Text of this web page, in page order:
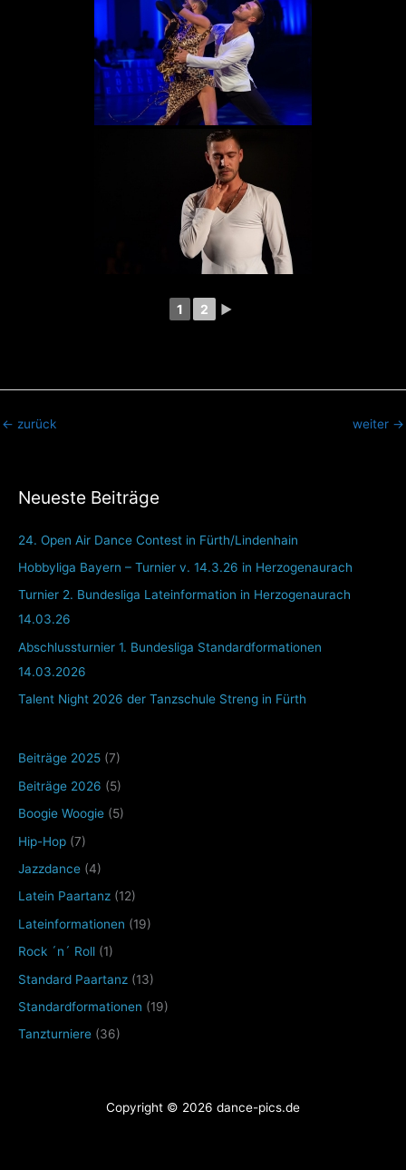
Neueste Beiträge
24. Open Air Dance Contest in Fürth/Lindenhain
Hobbyliga Bayern – Turnier v. 14.3.26 in Herzogenaurach
Turnier 2. Bundesliga Lateinformation in Herzogenaurach
14.03.26
Abschlussturnier 1. Bundesliga Standardformationen
14.03.2026
Talent Night 2026 der Tanzschule Streng in Fürth
Beiträge 2025 (7)
Beiträge 2026 (5)
Boogie Woogie (5)
Hip-Hop (7)
Jazzdance (4)
Latein Paartanz (12)
Lateinformationen (19)
Rock ´n´ Roll (1)
Standard Paartanz (13)
Standardformationen (19)
Tanzturniere (36)
1 2 ►
← zurück weiter →
Copyright © 2026 dance-pics.de